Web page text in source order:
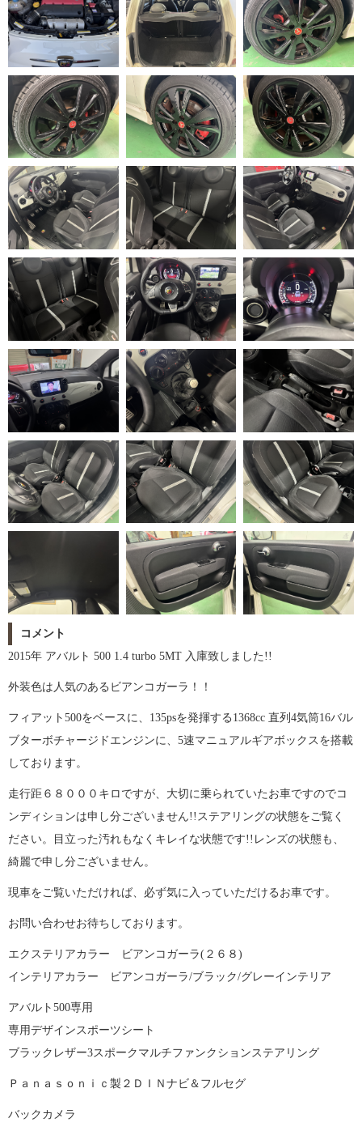
コメント
2015年 アバルト 500 1.4 turbo 5MT 入庫致しました!!
外装色は人気のあるビアンコガーラ！！
フィアット500をベースに、135psを発揮する1368cc 直列4気筒16バル
ブターボチャージドエンジンに、5速マニュアルギアボックスを搭載
しております。
走行距６８０００キロですが、大切に乗られていたお車ですのでコ
ンディションは申し分ございません!!ステアリングの状態をご覧く
ださい。目立った汚れもなくキレイな状態です!!レンズの状態も、
綺麗で申し分ございません。
現車をご覧いただければ、必ず気に入っていただけるお車です。
お問い合わせお待ちしております。
エクステリアカラー ビアンコガーラ(２６８)
インテリアカラー ビアンコガーラ/ブラック/グレーインテリア
アバルト500専用
専用デザインスポーツシート
ブラックレザー3スポークマルチファンクションステアリング
Ｐａｎａｓｏｎｉｃ製２ＤＩＮナビ＆フルセグ
バックカメラ